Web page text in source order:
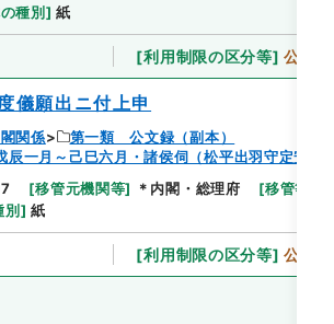
種別 ] 紙
[利用制限の区分等] 公開
儀願出ニ付上申
関係
第一類 公文録（副本）
一月～己巳六月・諸侯伺（松平出羽守定安）
[移管元機関等] ＊内閣・総理府 [移管等年度
] 紙
[利用制限の区分等] 公開